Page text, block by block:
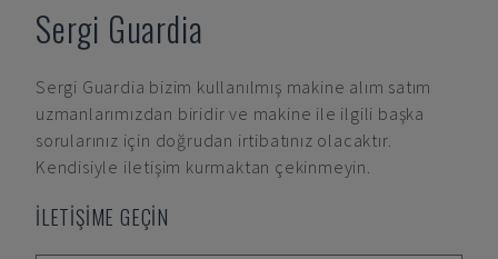
Sergi Guardia
Sergi Guardia bizim kullanılmış makine alım satım
uzmanlarımızdan biridir ve makine ile ilgili başka
sorularınız için doğrudan irtibatınız olacaktır.
Kendisiyle iletişim kurmaktan çekinmeyin.
İLETİŞİME GEÇİN